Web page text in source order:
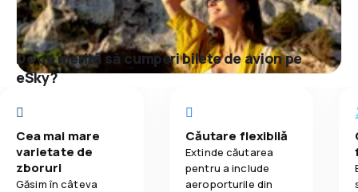
De ce merită să cumperi bilete de avion pe
eSky?
Cea mai mare
varietate de
zboruri
Găsim în câteva
Căutare flexibilă
Extinde căutarea
pentru a include
aeroporturile din